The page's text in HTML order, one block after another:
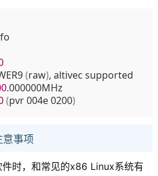
(raw), altivec supported
.000000MHz
(pvr 004e 0200)
意事项
时，和常见的x86 Linux系统有